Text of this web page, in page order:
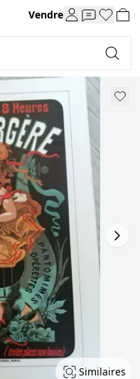
Vendre
Similaires